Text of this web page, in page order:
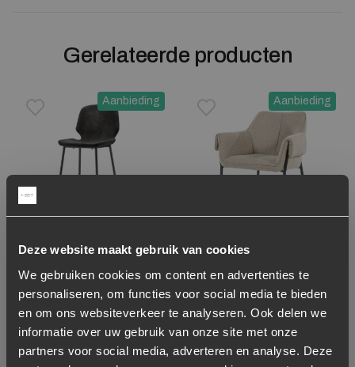
Deze website maakt gebruik van cookies
We gebruiken cookies om content en advertenties te
personaliseren, om functies voor social media te bieden
en om ons websiteverkeer te analyseren. Ook delen we
informatie over uw gebruik van onze site met onze
partners voor social media, adverteren en analyse. Deze
Gerelateerde producten
Aanbieding
Toevoegen aan verlanglijstje
Verwijderen van verlanglijst
-50%
Barkruk Seashell zwart
(zithoogte 65cm)
119,-
Oorspronkelijke prijs was: 119,-.
60,-
Huidige prijs is: 60,-.
Niet op voorraad
Aanbieding
Toevoegen aan
Verwijderen van verlanglijst
Fauteuil Tony Bouclé –
Taupe
349,-
Oorspronkelijke prijs
Huidige prijs is: 99,-.
Op voorraad
Levertijd: 2-5 werkdagen